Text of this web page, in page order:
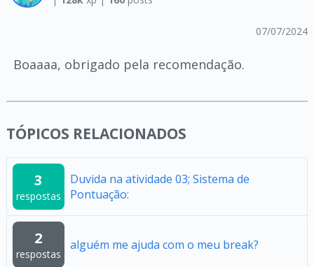
07/07/2024
Boaaaa, obrigado pela recomendação.
TÓPICOS RELACIONADOS
3
respostas
Duvida na atividade 03; Sistema de
Pontuação:
2
respostas
alguém me ajuda com o meu break?